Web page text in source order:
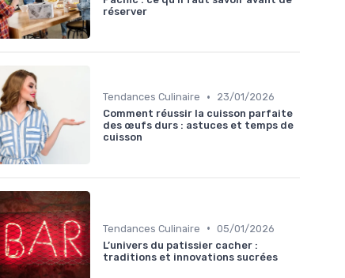
réserver
Tendances Culinaire •
23/01/2026
Comment réussir la cuisson parfaite
des œufs durs : astuces et temps de
cuisson
Tendances Culinaire • 05/01/2026
L’univers du patissier cacher :
traditions et innovations sucrées